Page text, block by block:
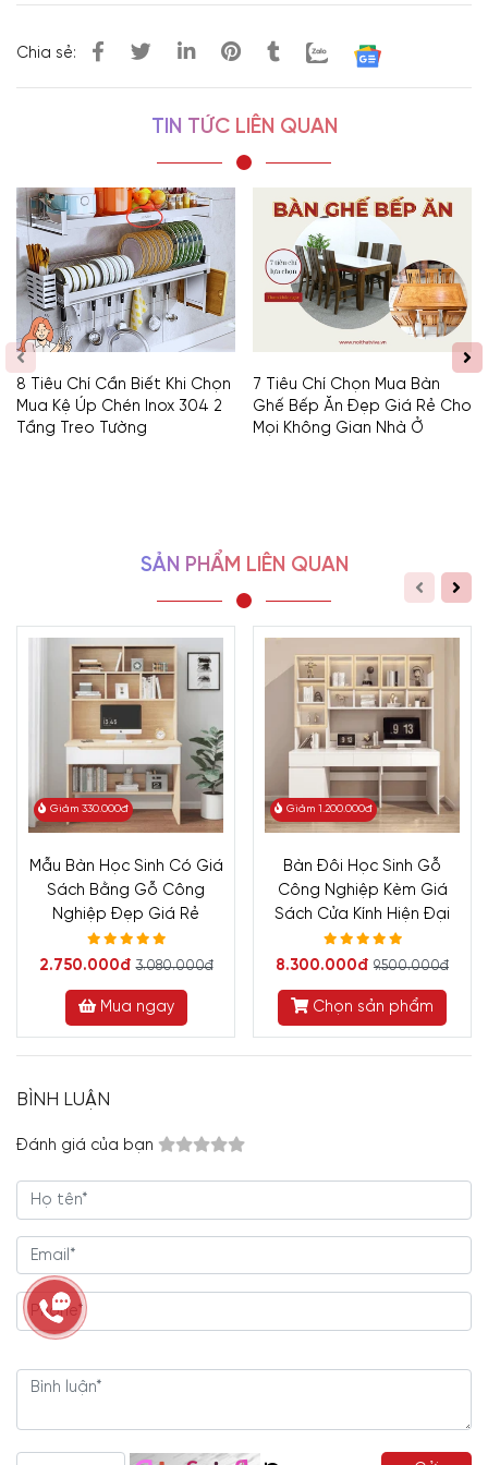
Chia sẻ:
TIN TỨC LIÊN QUAN
8 Tiêu Chí Cần Biết Khi Chọn
Mua Kệ Úp Chén Inox 304 2
Tầng Treo Tường
7 Tiêu Chí Chọn Mua Bàn
Ghế Bếp Ăn Đẹp Giá Rẻ Cho
Mọi Không Gian Nhà Ở
SẢN PHẨM LIÊN QUAN
Giảm 330.000đ
Mẫu Bàn Học Sinh Có Giá
Sách Bằng Gỗ Công
Nghiệp Đẹp Giá Rẻ
2.750.000đ 3.080.000đ
Mua ngay
Giảm 1.200.000đ
Bàn Đôi Học Sinh Gỗ
Công Nghiệp Kèm Giá
Sách Cửa Kính Hiện Đại
8.300.000đ 9.500.000đ
Chọn sản phẩm
BÌNH LUẬN
Đánh giá của bạn